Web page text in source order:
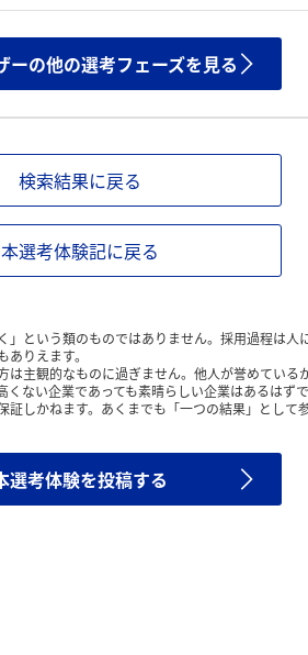
ーの他の選考フェーズを見る
検索結果に戻る
本選考体験記に戻る
という類のものではありません。採用過程は人
りえます。
主観的なものに過ぎません。他人が誉めている
ない企業であっても素晴らしい企業はあるはずで
しかねます。あくまでも「一つの結果」として
選考体験を投稿する